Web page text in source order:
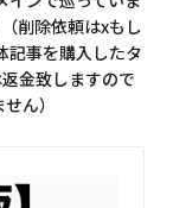
削除依頼はxもし
記事を購入したタ
金致しますので
ん）